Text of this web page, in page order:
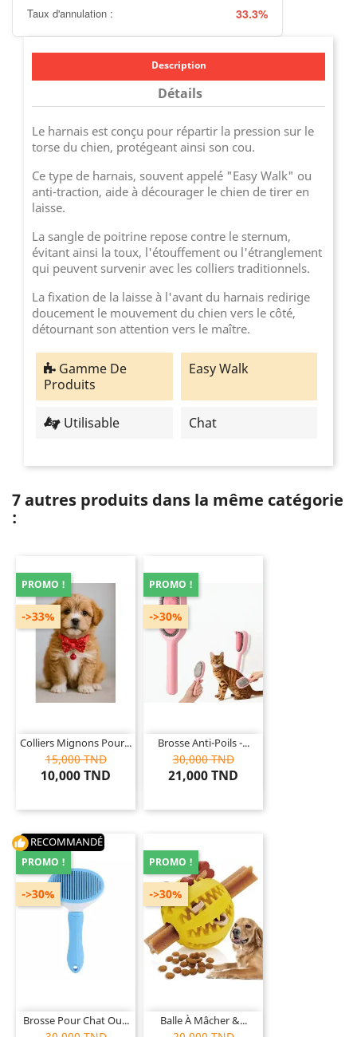
Taux d'annulation : 33.3%
Description
Détails
Le harnais est conçu pour répartir la pression sur le
torse du chien, protégeant ainsi son cou.
Ce type de harnais, souvent appelé "Easy Walk" ou
anti-traction, aide à décourager le chien de tirer en
laisse.
La sangle de poitrine repose contre le sternum,
évitant ainsi la toux, l'étouffement ou l'étranglement
qui peuvent survenir avec les colliers traditionnels.
La fixation de la laisse à l'avant du harnais redirige
doucement le mouvement du chien vers le côté,
détournant son attention vers le maître.
Gamme De
Produits
Easy Walk
Utilisable Chat
7 autres produits dans la même catégorie
:
Colliers Mignons Pour...
15,000 TND
10,000 TND
->33%
PROMO !
Brosse Anti-Poils -...
30,000 TND
21,000 TND
PROMO !
->30%
thumb_up RECOMMANDÉ
Brosse Pour Chat Ou...
PROMO !
->30%
Balle À Mâcher &...
PROMO !
->30%